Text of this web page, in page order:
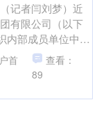
记者闫刘梦）近
有限公司（以下
内部成员单位中工
公司（以下简
....
首
查看：
89